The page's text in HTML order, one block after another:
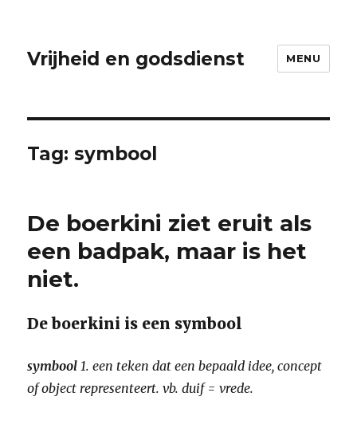
Vrijheid en godsdienst MENU
Tag:symbool
De boerkini ziet eruit als
een badpak, maar is het
niet.
De boerkini is een symbool
symbool 1. een teken dat een bepaald idee, concept
of object representeert. vb. duif = vrede.